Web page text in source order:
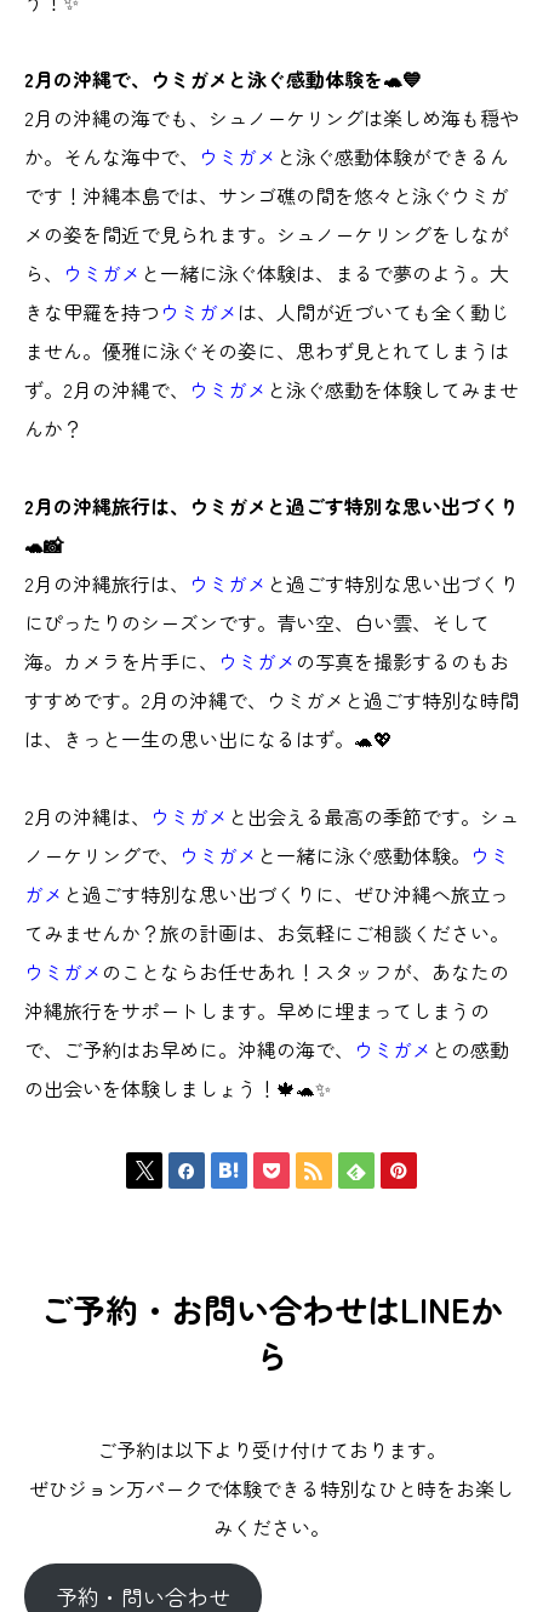
2月の沖縄で、ウミガメと泳ぐ感動体験を🐢💙
2月の沖縄の海でも、シュノーケリングは楽しめ海も穏や
か。そんな海中で、 ウミガメ と泳ぐ感動体験ができるん
です！沖縄本島では、サンゴ礁の間を悠々と泳ぐウミガ
メの姿を間近で見られます。シュノーケリングをしなが
ら、 ウミガメ と一緒に泳ぐ体験は、まるで夢のよう。大
きな甲羅を持つ ウミガメ は、人間が近づいても全く動じ
ません。優雅に泳ぐその姿に、思わず見とれてしまうは
ず。2月の沖縄で、 ウミガメ と泳ぐ感動を体験してみませ
んか？
2月の沖縄旅行は、ウミガメと過ごす特別な思い出づくり
🐢📸
2月の沖縄旅行は、 ウミガメ と過ごす特別な思い出づくり
にぴったりのシーズンです。青い空、白い雲、そして
海。カメラを片手に、 ウミガメ の写真を撮影するのもお
すすめです。2月の沖縄で、ウミガメと過ごす特別な時間
は、きっと一生の思い出になるはず。🐢💖
2月の沖縄は、 ウミガメ と出会える最高の季節です。シュ
ノーケリングで、 ウミガメ と一緒に泳ぐ感動体験。 ウミ
ガメ と過ごす特別な思い出づくりに、ぜひ沖縄へ旅立っ
てみませんか？旅の計画は、お気軽にご相談ください。
ウミガメ のことならお任せあれ！スタッフが、あなたの
沖縄旅行をサポートします。早めに埋まってしまうの
で、ご予約はお早めに。沖縄の海で、 ウミガメ との感動
の出会いを体験しましょう！🍁🐢✨
      
ご予約・お問い合わせはLINEか
ら
ご予約は以下より受け付けております。
ぜひジョン万パークで体験できる特別なひと時をお楽し
みください。
予約・問い合わせ